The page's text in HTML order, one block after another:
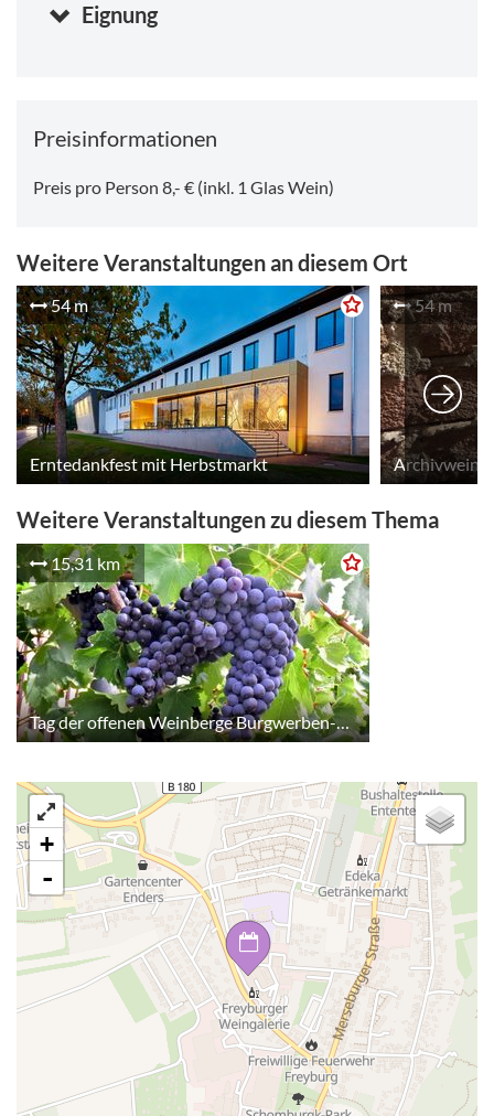
Montag, 10.08.2026 13:00
Eignung
Preisinformationen
Preis pro Person 8,- € (inkl. 1 Glas Wein)
Weitere Veranstaltungen an diesem Ort
54 m
Erntedankfest mit Herbstmarkt
54 m
Weitere Veranstaltungen zu diesem Thema
15,31 km
Tag der offenen Weinberge Burgwerben-Kriechau
+
-